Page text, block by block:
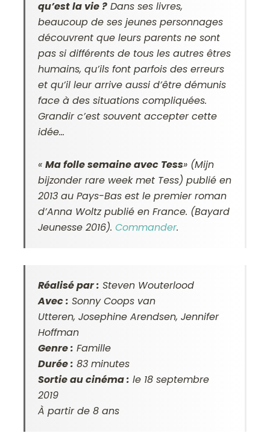
qu’est la vie ? Dans ses livres,
beaucoup de ses jeunes personnages
découvrent que leurs parents ne sont
pas si différents de tous les autres êtres
humains, qu’ils font parfois des erreurs
et qu’il leur arrive aussi d’être démunis
face à des situations compliquées.
Grandir c’est souvent accepter cette
idée…
«Ma folle semaine avec Tess» (Mijn
bijzonder rare week met Tess) publié en
2013 au Pays-Bas est le premier roman
d’Anna Woltz publié en France. (Bayard
Jeunesse 2016).Commander.
Réalisé par : Steven Wouterlood
Avec : Sonny Coops van
Utteren, Josephine Arendsen, Jennifer
Hoffman
Genre : Famille
Durée : 83 minutes
Sortie au cinéma : le 18 septembre
2019
À partir de 8 ans